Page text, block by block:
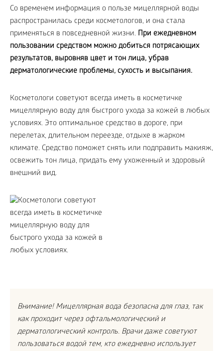
Со временем информация о пользе мицеллярной воды
распространилась среди косметологов, и она стала
применяться в повседневной жизни. При ежедневном
пользовании средством можно добиться потрясающих
результатов, выровняв цвет и тон лица, убрав
дерматологические проблемы, сухость и высыпания.
Косметологи советуют всегда иметь в косметичке
мицеллярную воду для быстрого ухода за кожей в любых
условиях. Это оптимальное средство в дороге, при
перелетах, длительном переезде, отдыхе в жарком
климате. Средство поможет снять или подправить макияж,
освежить тон лица, придать ему ухоженный и здоровый
внешний вид.
Внимание! Мицеллярная вода безопасна для глаз, так
как проходит через офтальмологический и
дерматологический контроль. Врачи даже советуют
пользоваться водой тем, кто ежедневно использует